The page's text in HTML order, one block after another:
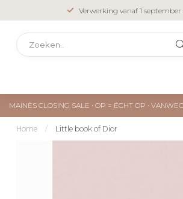
Verwerking vanaf 1 september
MAINÈS CLOSING SALE • OP = ÉCHT OP •
Home / Little book of Dior